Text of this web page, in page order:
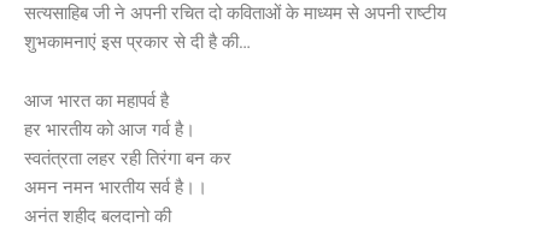
सत्यसाहिब जी ने अपनी रचित दो कविताओं के माध्यम से अपनी राष्टीय
शुभकामनाएं इस प्रकार से दी है की…
आज भारत का महापर्व है
हर भारतीय को आज गर्व है।
स्वतंत्रता लहर रही तिरंगा बन कर
अमन नमन भारतीय सर्व है।।
अनंत शहीद बलदानो की